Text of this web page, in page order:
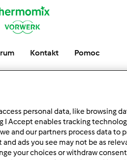
Kontakt Pomoc
personal data, like browsing
I Accept enables tracking
and our partners process data to
ads you see may not be as
your choices or withdraw